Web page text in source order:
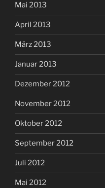
Mai 2013
April 2013
März 2013
Januar 2013
Dezember 2012
November 2012
Oktober 2012
September 2012
Juli 2012
Mai 2012